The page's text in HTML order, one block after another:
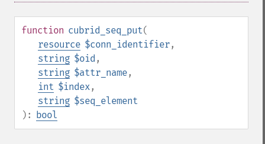
function cubrid_seq_put(
resource $conn_identifier,
string $oid ,
string $attr_name,
int $index,
string $seq_element
): bool